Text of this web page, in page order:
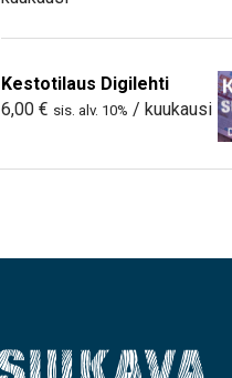
Kestotilaus Digilehti
6,00 € sis. alv. 10% / kuukausi